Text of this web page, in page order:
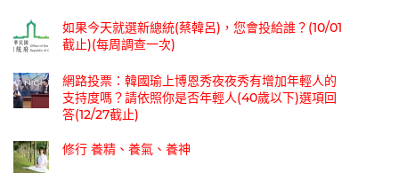
如果今天就選新總統(蔡韓呂)，您會投給誰？(10/01
截止)(每周調查一次)
網路投票：韓國瑜上博恩秀夜夜秀有增加年輕人的
支持度嗎？請依照你是否年輕人(40歲以下)選項回
答(12/27截止)
修行 養精、養氣、養神